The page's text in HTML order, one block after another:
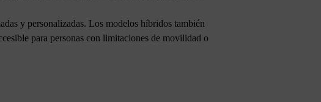
y personalizadas. Los modelos híbridos también
para personas con limitaciones de movilidad o